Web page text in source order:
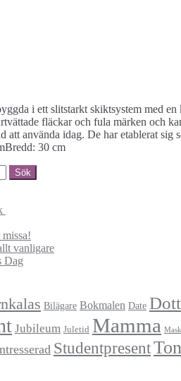
i ett slitstarkt skiktsystem med
fläckar och fula märken och
att använda idag. De har etablerat
30 cm
vanligare
Dag
Bilägare Bokmalen Date
Jubileum Juletid Mamma
Studentpresent